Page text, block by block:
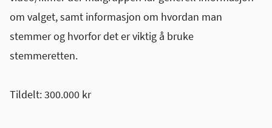
om valget, samt informasjon om hvordan man
stemmer og hvorfor det er viktig å bruke
stemmeretten.
Tildelt: 300.000 kr